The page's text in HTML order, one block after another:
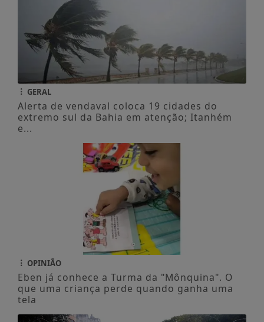
GERAL
Alerta de vendaval coloca 19 cidades do
extremo sul da Bahia em atenção; Itanhém
e...
OPINIÃO
Eben já conhece a Turma da "Mônquina". O
que uma criança perde quando ganha uma
tela